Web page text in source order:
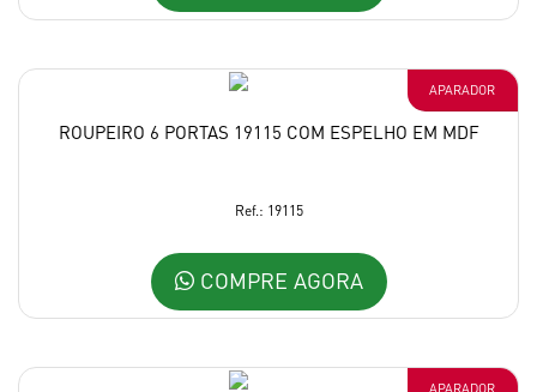
APARADOR
ROUPEIRO 6 PORTAS 19115 COM ESPELHO EM MDF
Ref.: 19115
COMPRE AGORA
APARADOR